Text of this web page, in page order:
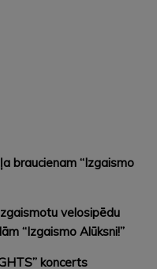
braucienam “Izgaismo
zgaismotu velosipēdu
“Izgaismo Alūksni!”
koncerts